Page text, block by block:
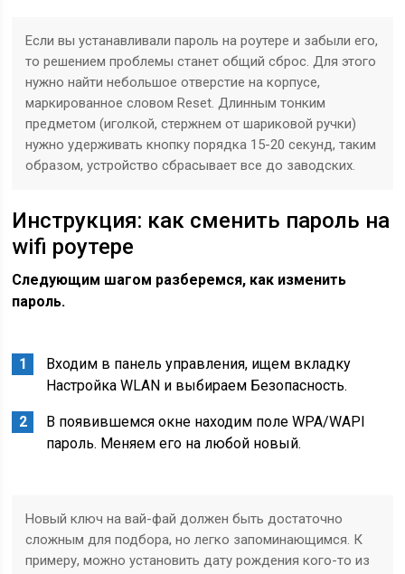
Если вы устанавливали пароль на роутере и забыли его,
то решением проблемы станет общий сброс. Для этого
нужно найти небольшое отверстие на корпусе,
маркированное словом Reset. Длинным тонким
предметом (иголкой, стержнем от шариковой ручки)
нужно удерживать кнопку порядка 15-20 секунд, таким
образом, устройство сбрасывает все до заводских.
Инструкция: как сменить пароль на
wifi роутере
Следующим шагом разберемся, как изменить
пароль.
Входим в панель управления, ищем вкладку
Настройка WLAN и выбираем Безопасность.
В появившемся окне находим поле WPA/WAPI
пароль. Меняем его на любой новый.
Новый ключ на вай-фай должен быть достаточно
сложным для подбора, но легко запоминающимся. К
примеру, можно установить дату рождения кого-то из